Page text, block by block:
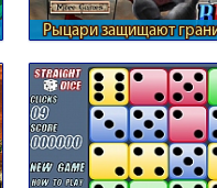
Рыцари защищают